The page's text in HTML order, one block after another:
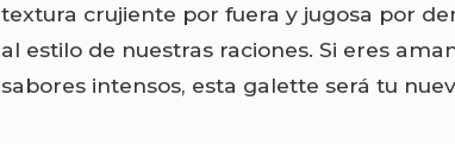
textura crujiente por fuera y jugosa por
al estilo de nuestras raciones. Si eres
sabores intensos, esta galette será tu